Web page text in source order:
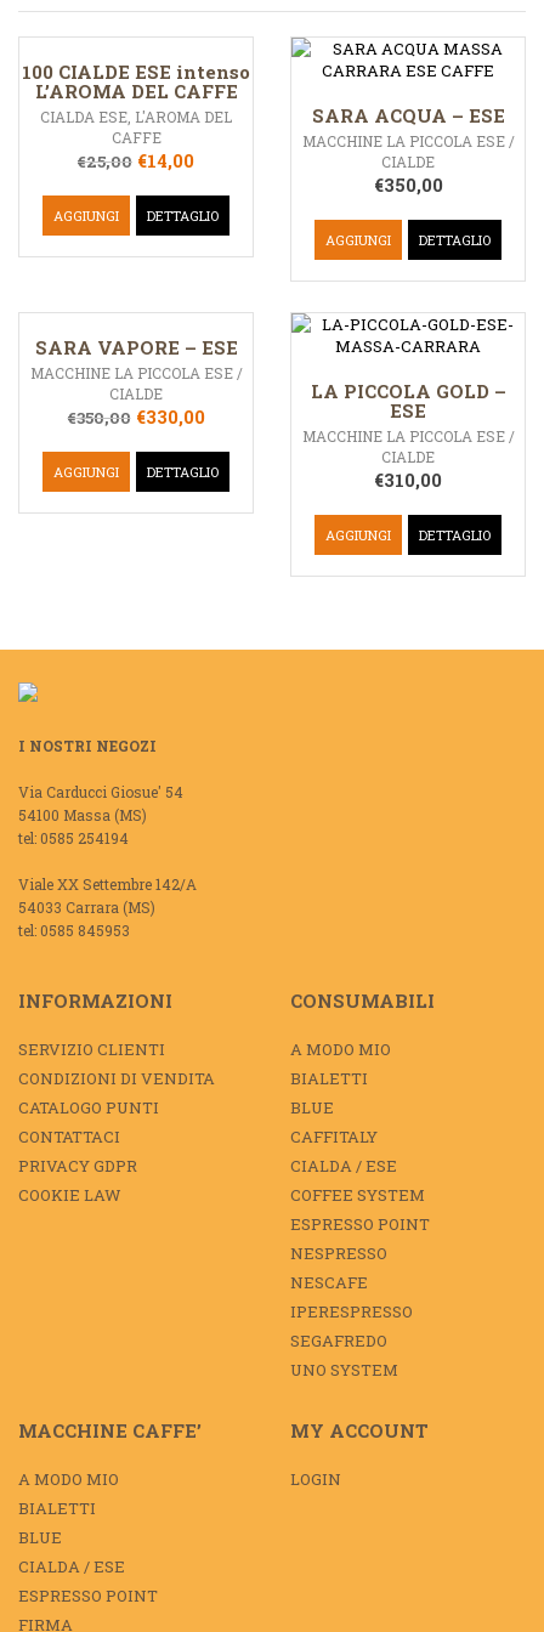
100 CIALDE ESE intenso
L’AROMA DEL CAFFE
CIALDA ESE, L'AROMA DEL
CAFFE
€25,00 €14,00
AGGIUNGI DETTAGLIO
SARA ACQUA – ESE
MACCHINE LA PICCOLA ESE /
CIALDE
€350,00
AGGIUNGI DETTAGLIO
SARA VAPORE – ESE
MACCHINE LA PICCOLA ESE /
CIALDE
€350,00 €330,00
AGGIUNGI DETTAGLIO
LA PICCOLA GOLD –
ESE
MACCHINE LA PICCOLA ESE /
CIALDE
€310,00
AGGIUNGI DETTAGLIO
I NOSTRI NEGOZI
Via Carducci Giosue' 54
54100 Massa (MS)
tel: 0585 254194
Viale XX Settembre 142/A
54033 Carrara (MS)
tel: 0585 845953
INFORMAZIONI
SERVIZIO CLIENTI
CONDIZIONI DI VENDITA
CATALOGO PUNTI
CONTATTACI
PRIVACY GDPR
COOKIE LAW
CONSUMABILI
A MODO MIO
BIALETTI
BLUE
CAFFITALY
CIALDA / ESE
COFFEE SYSTEM
ESPRESSO POINT
NESPRESSO
NESCAFE
IPERESPRESSO
SEGAFREDO
UNO SYSTEM
MACCHINE CAFFE’
A MODO MIO
BIALETTI
BLUE
CIALDA / ESE
ESPRESSO POINT
FIRMA
MY ACCOUNT
LOGIN